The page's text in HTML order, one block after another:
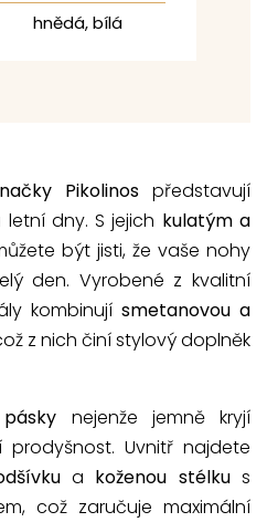
hnědá, bílá
Pikolinos představují
dny. S jejich kulatým a
být jisti, že vaše nohy
den. Vyrobené z kvalitní
kombinují smetanovou a
z nich činí stylový doplněk
nejenže jemně kryjí
prodyšnost. Uvnitř najdete
a koženou stélkus
což zaručuje maximální